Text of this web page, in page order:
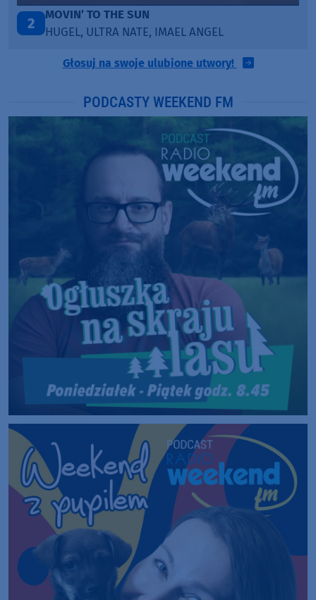
3
LEGENDARY LOVERS (SAVE ME)
KATY PERRY & CHIEF KEEF
Głosuj na swoje ulubione utwory!
PODCASTY WEEKEND FM